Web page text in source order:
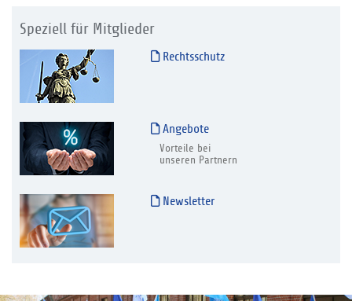
Speziell für Mitglieder
Rechtsschutz
Angebote
Vorteile bei
unseren Partnern
Newsletter